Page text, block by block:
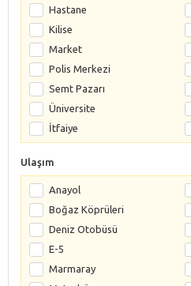
Hastane
Kilise
Market
Polis Merkezi
Semt Pazarı
Üniversite
İtfaiye
Ulaşım
Anayol
Boğaz Köprüleri
Deniz Otobüsü
E-5
Marmaray